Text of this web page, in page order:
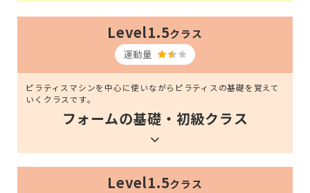
Level1.5クラス
運動量
ピラティスマシンを中心に使いながらピラティスの基礎を覚えて
いくクラスです。
フォームの基礎・初級クラス
Level1.5クラス